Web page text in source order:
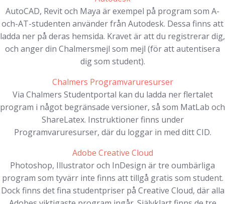
AutoCAD, Revit och Maya är exempel på program som A-
och-AT-studenten använder från Autodesk. Dessa finns att
ladda ner på deras hemsida. Kravet är att du registrerar dig,
och anger din Chalmersmejl som mejl (för att autentisera
dig som student).
Chalmers Programvaruresurser
Via Chalmers Studentportal kan du ladda ner flertalet
program i något begränsade versioner, så som MatLab och
ShareLatex. Instruktioner finns under
Programvaruresurser, där du loggar in med ditt CID.
Adobe Creative Cloud
Photoshop, Illustrator och InDesign är tre oumbärliga
program som tyvärr inte finns att tillgå gratis som student.
Dock finns det fina studentpriser på Creative Cloud, där alla